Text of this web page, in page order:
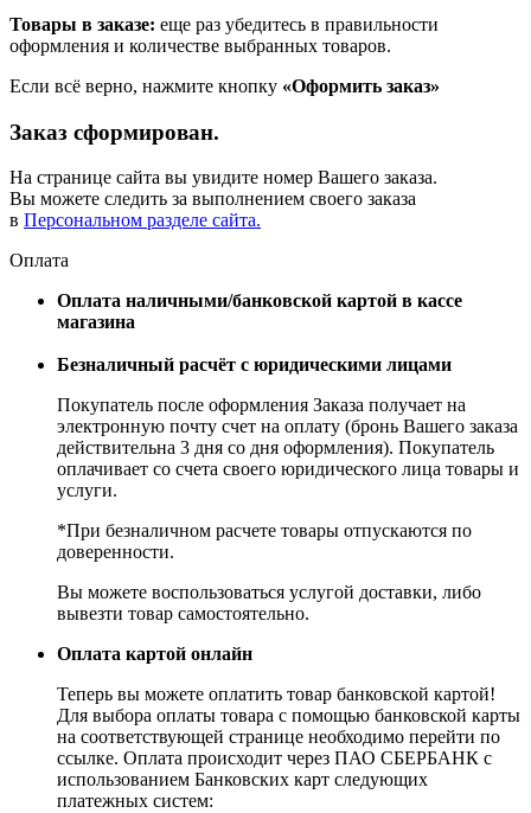
Товары в заказе: еще раз убедитесь в правильности
оформления и количестве выбранных товаров.
Если всё верно, нажмите кнопку «Оформить заказ»
Заказ сформирован.
На странице сайта вы увидите номер Вашего заказа.
Вы можете следить за выполнением своего заказа
в Персональном разделе сайта.
Оплата
Оплата наличными/банковской картой в кассе
магазина
Безналичный расчёт с юридическими лицами
Покупатель после оформления Заказа получает на
электронную почту счет на оплату (бронь Вашего заказа
действительна 3 дня со дня оформления). Покупатель
оплачивает со счета своего юридического лица товары и
услуги.
*При безналичном расчете товары отпускаются по
доверенности.
Вы можете воспользоваться услугой доставки, либо
вывезти товар самостоятельно.
Оплата картой онлайн
Теперь вы можете оплатить товар банковской картой!
Для выбора оплаты товара с помощью банковской карты
на соответствующей странице необходимо перейти по
ссылке. Оплата происходит через ПАО СБЕРБАНК с
использованием Банковских карт следующих
платежных систем: